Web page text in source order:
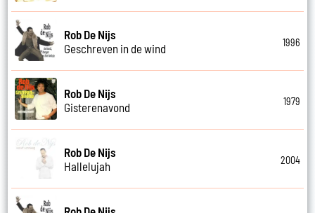
Rob De Nijs
Geschreven in de wind
1996
Rob De Nijs
Gisterenavond
1979
Rob De Nijs
Hallelujah
2004